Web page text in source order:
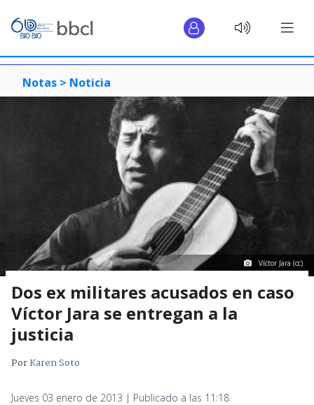
Notas > Noticia
Víctor Jara (cc)
Dos ex militares acusados en caso
Víctor Jara se entregan a la
justicia
PorKaren Soto
Jueves 03 enero de 2013 | Publicado a las 11:18